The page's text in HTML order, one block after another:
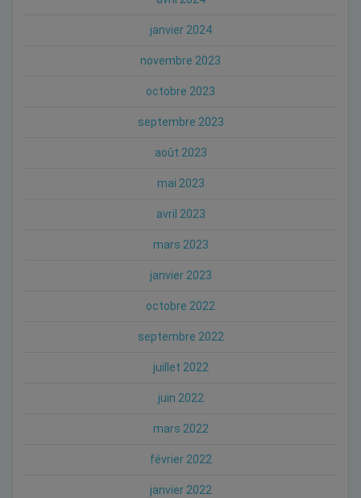
janvier 2024
novembre 2023
octobre 2023
septembre 2023
août 2023
mai 2023
avril 2023
mars 2023
janvier 2023
octobre 2022
septembre 2022
juillet 2022
juin 2022
mars 2022
février 2022
janvier 2022